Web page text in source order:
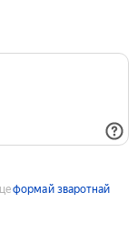
формай зваротнай